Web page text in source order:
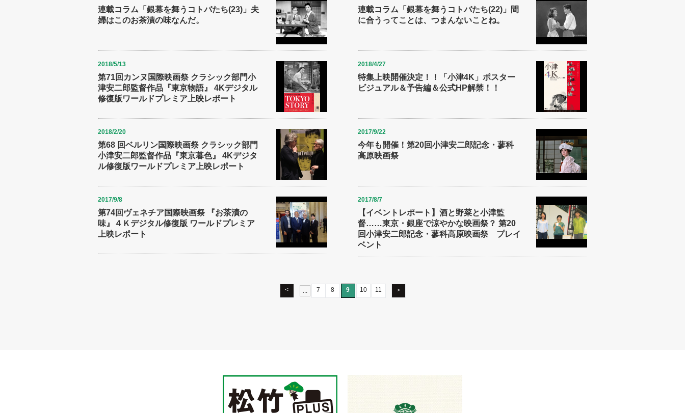
連載コラム「銀幕を舞うコトバたち(23)」夫
婦はこのお茶漬の味なんだ。
連載コラム「銀幕を舞うコトバたち(22)」間
に合うってことは、つまんないことね。
2018/5/13
第71回カンヌ国際映画祭 クラシック部門小
津安二郎監督作品『東京物語』 4Kデジタル
修復版ワールドプレミア上映レポート
2018/4/27
特集上映開催決定！！「小津4K」ポスター
ビジュアル＆予告編＆公式HP解禁！！
2018/2/20
第68 回ベルリン国際映画祭 クラシック部門
小津安二郎監督作品『東京暮色』 4Kデジタ
ル修復版ワールドプレミア上映レポート
2017/9/22
今年も開催！第20回小津安二郎記念・蓼科
高原映画祭
2017/9/8
第74回ヴェネチア国際映画祭 『お茶漬の
味』４Ｋデジタル修復版 ワールドプレミア
上映レポート
2017/8/7
【イベントレポート】酒と野菜と小津監
督……東京・銀座で涼やかな映画祭？ 第20
回小津安二郎記念・蓼科高原映画祭 プレイ
ベント
< ... 7 8 9 10 11 >